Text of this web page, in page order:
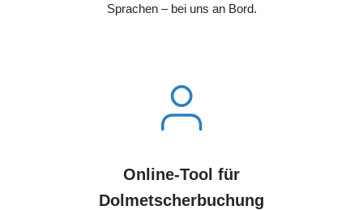
Sprachen – bei uns an Bord.
Online-Tool für
Dolmetscherbuchung